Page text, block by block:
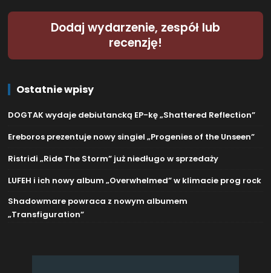
Dodaj wydarzenie, zespół lub
recenzję!
Ostatnie wpisy
DOGTAK wydaje debiutancką EP-kę „Shattered Reflection”
Ereboros prezentuje nowy singiel „Progenies of the Unseen”
Ristridi „Ride The Storm” już niedługo w sprzedaży
LUFEH i ich nowy album „Overwhelmed” w klimacie prog rock
Shadowmare powraca z nowym albumem
„Transfiguration”